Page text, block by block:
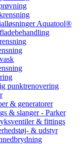
Aquatool®
punktrenovering
& generatorer
& slanger - Parker
& fittings
& udstyr